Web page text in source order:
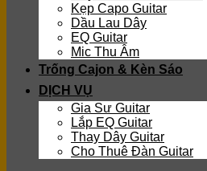
Kẹp Capo Guitar
Dầu Lau Dây
EQ Guitar
Mic Thu Âm
Trống Cajon & Kèn Sáo
DỊCH VỤ
Gia Sư Guitar
Lắp EQ Guitar
Thay Dây Guitar
Cho Thuê Đàn Guitar